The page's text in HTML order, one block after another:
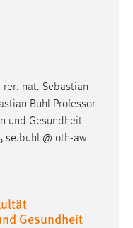
rer. nat. Sebastian
Buhl Professor
und Gesundheit
se.buhl @ oth-aw
Gesundheit